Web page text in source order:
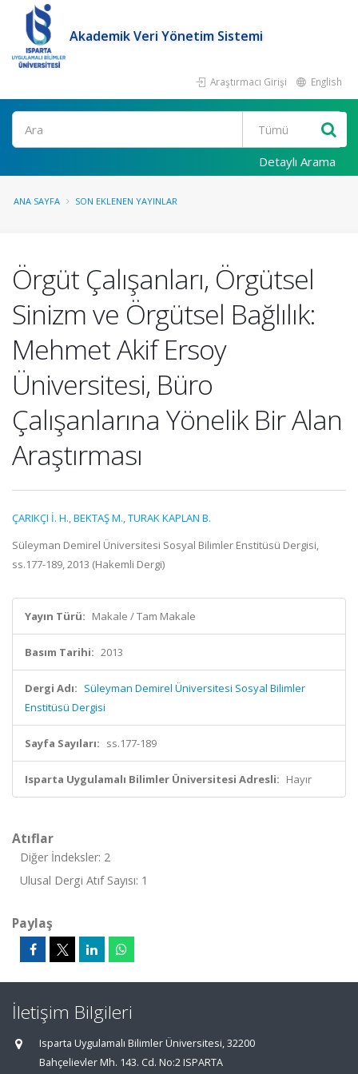
Akademik Veri Yönetim Sistemi
Araştırmacı Girişi English
Ara
Detaylı Arama
ANA SAYFA SON EKLENEN YAYINLAR
Örgüt Çalışanları, Örgütsel
Sinizm ve Örgütsel Bağlılık:
Mehmet Akif Ersoy
Üniversitesi, Büro
Çalışanlarına Yönelik Bir Alan
Araştırması
ÇARIKÇI İ. H.,BEKTAŞ M.,TURAK KAPLAN B.
Süleyman Demirel Üniversitesi Sosyal Bilimler Enstitüsü Dergisi,
ss.177-189, 2013 (Hakemli Dergi)
Yayın Türü: Makale / Tam Makale
Basım Tarihi: 2013
Dergi Adı: Süleyman Demirel Üniversitesi Sosyal Bilimler
Enstitüsü Dergisi
Sayfa Sayıları: ss.177-189
Isparta Uygulamalı Bilimler Üniversitesi Adresli: Hayır
Atıflar
Diğer İndeksler: 2
Ulusal Dergi Atıf Sayısı: 1
Paylaş
İletişim Bilgileri
Isparta Uygulamalı Bilimler Üniversitesi, 32200
Bahçelievler Mh. 143. Cd. No:2 ISPARTA